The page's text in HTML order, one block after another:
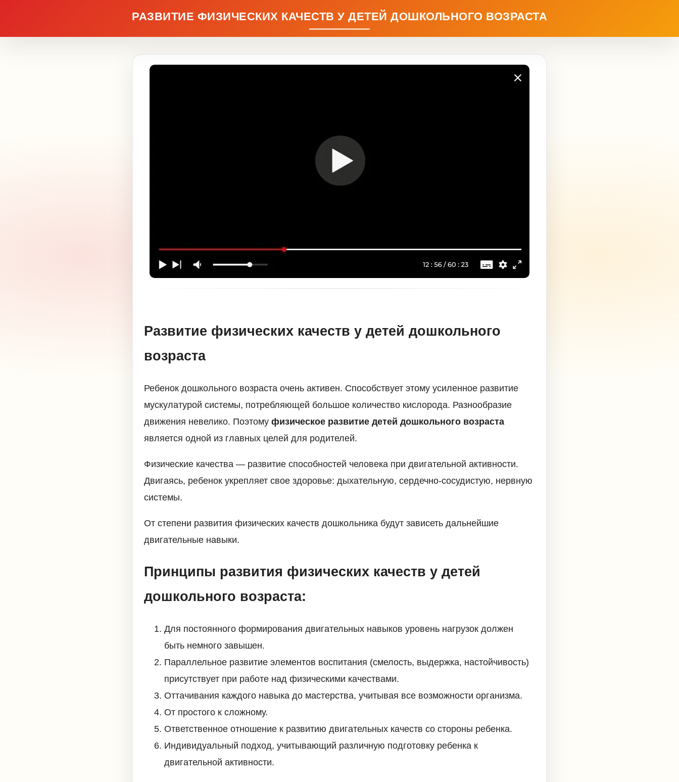
РАЗВИТИЕ ФИЗИЧЕСКИХ КАЧЕСТВ У ДЕТЕЙ ДОШКОЛЬНОГО ВОЗРАСТА
Развитие физических качеств у детей дошкольного
возраста
Ребенок дошкольного возраста очень активен. Способствует этому усиленное развитие
мускулатурой системы, потребляющей большое количество кислорода. Разнообразие
движения невелико. Поэтому физическое развитие детей дошкольного возраста
является одной из главных целей для родителей.
Физические качества — развитие способностей человека при двигательной активности.
Двигаясь, ребенок укрепляет свое здоровье: дыхательную, сердечно-сосудистую, нервную
системы.
От степени развития физических качеств дошкольника будут зависеть дальнейшие
двигательные навыки.
Принципы развития физических качеств у детей
дошкольного возраста:
Для постоянного формирования двигательных навыков уровень нагрузок должен
быть немного завышен.
Параллельное развитие элементов воспитания (смелость, выдержка, настойчивость)
присутствует при работе над физическими качествами.
Оттачивания каждого навыка до мастерства, учитывая все возможности организма.
От простого к сложному.
Ответственное отношение к развитию двигательных качеств со стороны ребенка.
Индивидуальный подход, учитывающий различную подготовку ребенка к
двигательной активности.